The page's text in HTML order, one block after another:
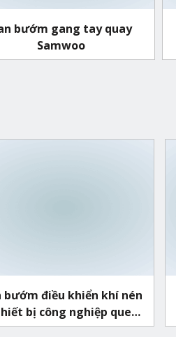
bướm gang tay quay
Samwoo
bướm điều khiển khí nén
bị công nghiệp quen
thuộc